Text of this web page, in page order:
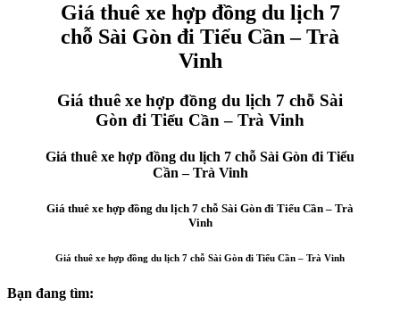
Giá thuê xe hợp đồng du lịch 7
chỗ Sài Gòn đi Tiểu Cần – Trà
Vinh
Giá thuê xe hợp đồng du lịch 7 chỗ Sài
Gòn đi Tiểu Cần – Trà Vinh
Giá thuê xe hợp đồng du lịch 7 chỗ Sài Gòn đi Tiểu
Cần – Trà Vinh
Giá thuê xe hợp đồng du lịch 7 chỗ Sài Gòn đi Tiểu Cần – Trà
Vinh
Giá thuê xe hợp đồng du lịch 7 chỗ Sài Gòn đi Tiểu Cần – Trà Vinh
Bạn đang tìm: